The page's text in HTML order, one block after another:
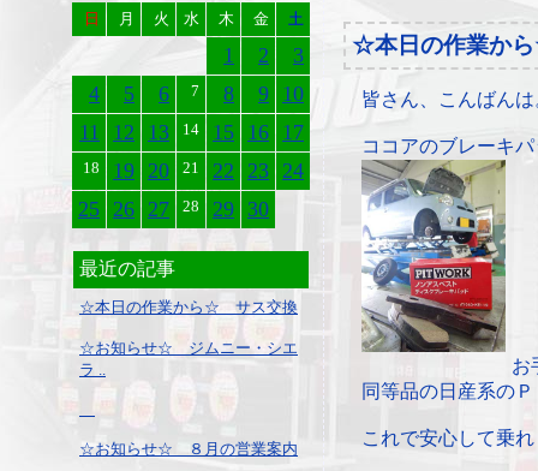
日 月 火 水 木 金 土
1 2
3
4
5 6 7 8 9 10
11
12 13 14 15 16 17
18 19 20 21 22 23 24
25 26 27 28 29 30
最近の記事
☆本日の作業から☆ サス交換
☆お知らせ☆ ジムニー・シエ
ラ ..
☆お知らせ☆ ８月の営業案内
☆本日の作業か
皆さん、こんばんは
ココアのブレーキ
お
同等品の日産系の
これで安心して乗